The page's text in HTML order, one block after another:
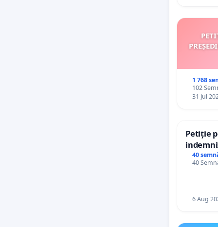
1 768
102
31 Jul
Petiție
de
de
40
40
6 Aug